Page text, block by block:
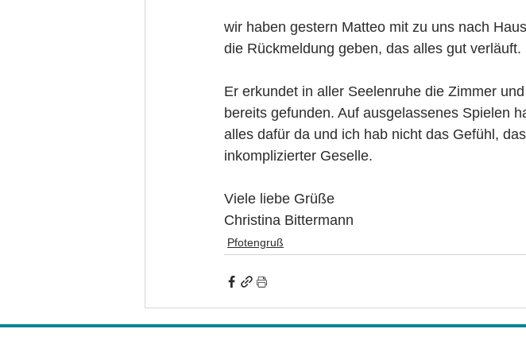
wir haben gestern Matteo mit zu uns nach
die Rückmeldung geben, das alles gut verläuft.
Er erkundet in aller Seelenruhe die Zimmer
bereits gefunden. Auf ausgelassenes Spielen
alles dafür da und ich hab nicht das Gefühl,
inkomplizierter Geselle.
Viele liebe Grüße
Christina Bittermann
Pfotengruß